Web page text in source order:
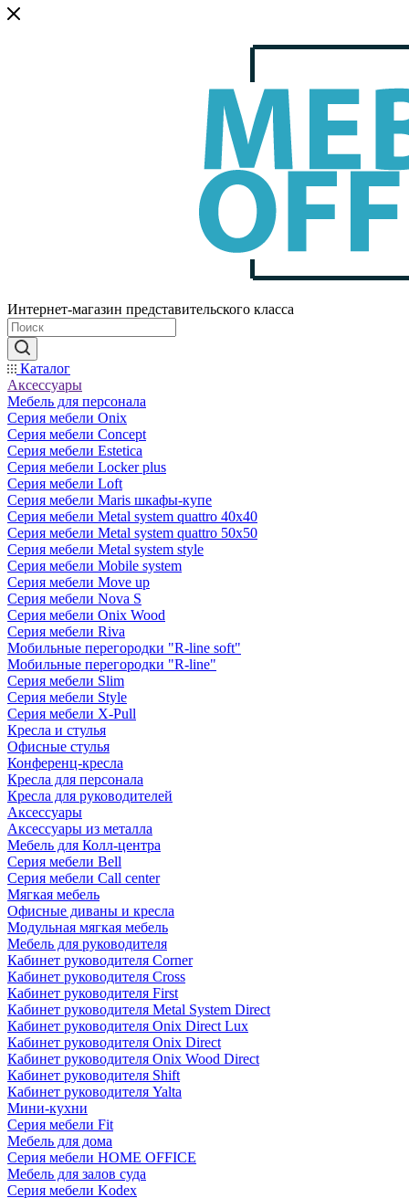
Интернет-магазин представительского класса
Каталог
Аксессуары
Мебель для персонала
Серия мебели Onix
Серия мебели Concept
Серия мебели Estetica
Серия мебели Locker plus
Серия мебели Loft
Серия мебели Maris шкафы-купе
Серия мебели Metal system quattro 40x40
Серия мебели Metal system quattro 50x50
Серия мебели Metal system style
Серия мебели Mobile system
Серия мебели Move up
Серия мебели Nova S
Серия мебели Onix Wood
Серия мебели Riva
Мобильные перегородки "R-line soft"
Мобильные перегородки "R-line"
Серия мебели Slim
Серия мебели Style
Серия мебели X-Pull
Кресла и стулья
Офисные стулья
Конференц-кресла
Кресла для персонала
Кресла для руководителей
Аксессуары
Аксессуары из металла
Мебель для Колл-центра
Серия мебели Bell
Серия мебели Call center
Мягкая мебель
Офисные диваны и кресла
Модульная мягкая мебель
Мебель для руководителя
Кабинет руководителя Corner
Кабинет руководителя Cross
Кабинет руководителя First
Кабинет руководителя Metal System Direct
Кабинет руководителя Onix Direct Lux
Кабинет руководителя Onix Direct
Кабинет руководителя Onix Wood Direct
Кабинет руководителя Shift
Кабинет руководителя Yalta
Мини-кухни
Серия мебели Fit
Мебель для дома
Серия мебели HOME OFFICE
Мебель для залов суда
Серия мебели Kodex